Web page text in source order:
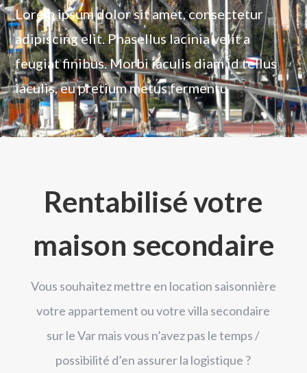
Lorem ipsum dolor sit amet, consectetur
adipiscing elit. Phasellus lacinia velit a
feugiat finibus. Morbi iaculis diam id tellus
iaculis, eu pretium metus fermentu
Rentabilisé votre
maison secondaire
Vous souhaitez mettre en location saisonnière
votre appartement ou votre villa secondaire
sur le Var mais vous n’avez pas le temps /
possibilité d’en assurer la logistique ?